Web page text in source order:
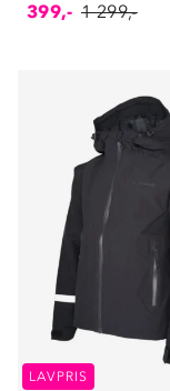
399,- 1 299,-
LAVPRIS